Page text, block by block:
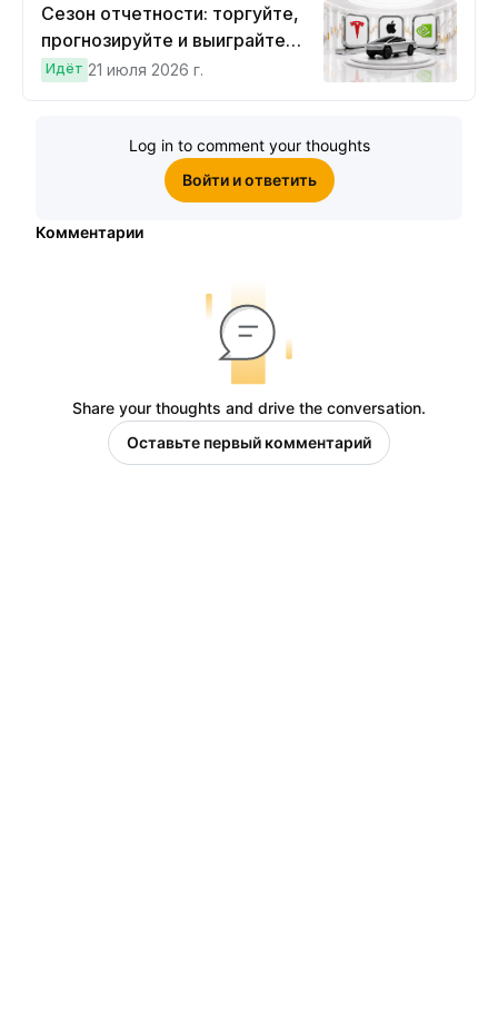
Сезон отчетности: торгуйте,
прогнозируйте и выиграйте
Cybertruck!
Идёт 21 июля 2026 г.
Log in to comment your thoughts
Войти и ответить
Комментарии
Share your thoughts and drive the conversation.
Оставьте первый комментарий